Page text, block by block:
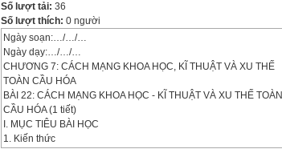
Số lượt tải: 36
Số lượt thích: 0 người
Ngày soạn:…/…/…
Ngày dạy:…/…/…
CHƯƠNG 7: CÁCH MẠNG KHOA HỌC, KĨ THUẬT VÀ XU THẾ
TOÀN CẦU HÓA
BÀI 22: CÁCH MẠNG KHOA HỌC - KĨ THUẬT VÀ XU THẾ TOÀN
CẦU HÓA (1 tiết)
I. MỤC TIÊU BÀI HỌC
1. Kiến thức